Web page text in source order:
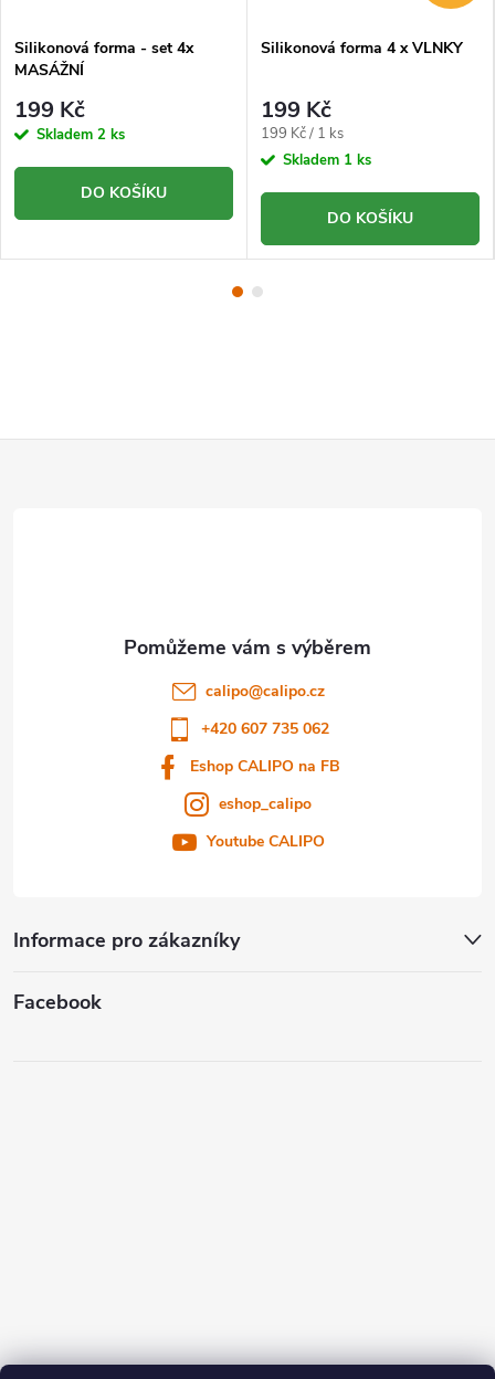
Silikonová forma - set 4x
MASÁŽNÍ
199 Kč
Skladem 2 ks
DO KOŠÍKU
Silikonová forma 4 x VLNKY
199 Kč
Měrná
cena:
199 Kč / 1 ks
Skladem 1 ks
DO KOŠÍKU
Informace pro zákazníky
calipo@calipo.cz
+420 607 735 062
Eshop CALIPO na FB
eshop_calipo
Youtube CALIPO
Facebook